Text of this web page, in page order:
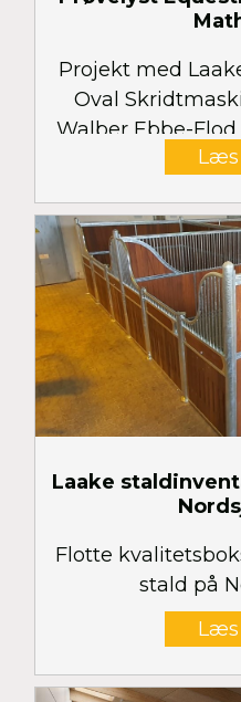
Projekt med
Oval
Walber Ebbe-
Organic
og Walber Arena
Laake
Flotte
stald på